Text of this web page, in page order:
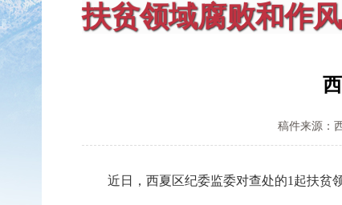
扶贫领域腐败和作
稿件来源：
近日，西夏区纪委监委对查处的1起扶贫领